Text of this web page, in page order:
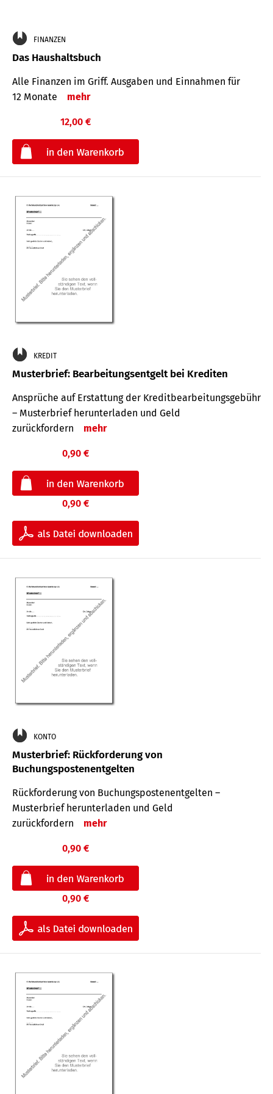
FINANZEN
Das Haushaltsbuch
Alle Finanzen im Griff. Aus­gaben und Ein­nahmen für
12 Monate
mehr
12,00 €
KREDIT
Musterbrief: Bearbeitungsentgelt bei Krediten
Ansprüche auf Erstattung der Kreditbearbeitungsgebühr
– Musterbrief herunterladen und Geld
zurückfordern
mehr
0,90 €
0,90 €
KONTO
Musterbrief: Rückforderung von
Buchungspostenentgelten
Rückforderung von Buchungspostenentgelten –
Musterbrief herunterladen und Geld
zurückfordern
mehr
0,90 €
0,90 €